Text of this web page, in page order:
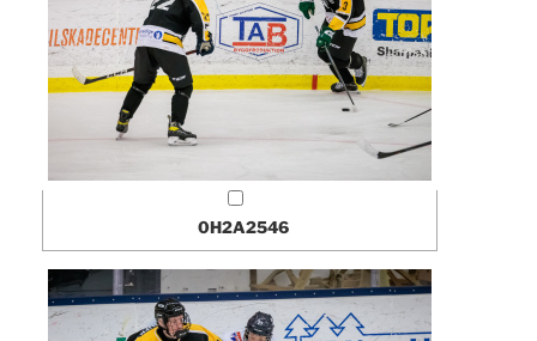
0H2A2546